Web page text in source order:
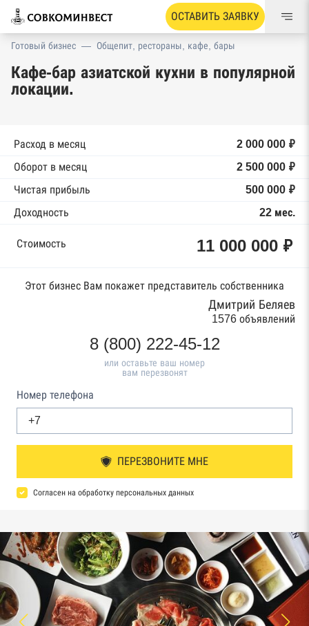
ОСТАВИТЬ ЗАЯВКУ
Готовый бизнес — Общепит, рестораны, кафе, бары
Кафе-бар азиатской кухни в популярной
локации.
Расход в месяц
2 000 000 ₽
Оборот в месяц
2 500 000 ₽
Чистая прибыль
500 000 ₽
Доходность
22 мес.
Стоимость 11 000 000 ₽
Этот бизнес Вам покажет представитель собственника
Дмитрий Беляев
1576 объявлений
8 (800) 222-45-12
или оставьте ваш номер
вам перезвонят
Номер телефона
ПЕРЕЗВОНИТЕ МНЕ
Согласен на обработку персональных данных